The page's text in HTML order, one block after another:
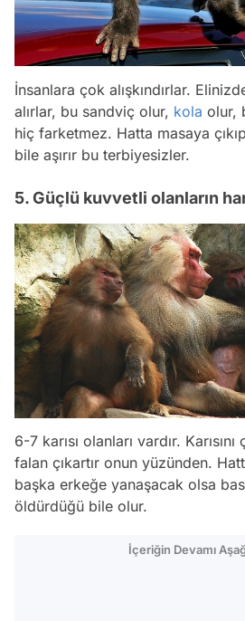
İnsanlara çok alışkındırlar.
alırlar, bu sandviç olur, kola olur,
hiç farketmez. Hatta masaya
bile aşırır bu terbiyesizler.
5. Güçlü kuvvetli olanların
6-7 karısı olanları vardır. Karısını
falan çıkartır onun yüzünden.
başka erkeğe yanaşacak olsa
öldürdüğü bile olur.
İçeriğin Devamı